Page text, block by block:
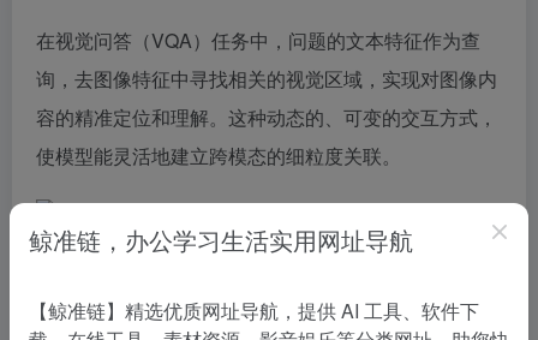
在视觉问答（VQA）任务中，问题的文本特征作为查
询，去图像特征中寻找相关的视觉区域，实现对图像内
容的精准定位和理解。这种动态的、可变的交互方式，
使模型能灵活地建立跨模态的细粒度关联。
鲸准链，办公学习生活实用网址导航
【鲸准链】精选优质网址导航，提供 AI 工具、软件下